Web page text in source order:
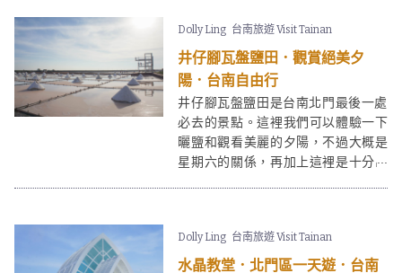
街上走來走去，非常適合喜愛小動物
的你，一眾貓奴更絕對不能錯過！
Dolly Ling 台南旅遊 Visit Tainan
井仔腳瓦盤鹽田．觀賞絕美夕
陽．台南自由行
井仔腳瓦盤鹽田是台南北門最後一處
必去的景點。這裡我們可以體驗一下
曬鹽和觀看美麗的夕陽，不過大概是
星期六的關係，再加上這裡是十分出
Dolly Ling 台南旅遊 Visit Tainan
水晶教堂．北門區一天遊．台南